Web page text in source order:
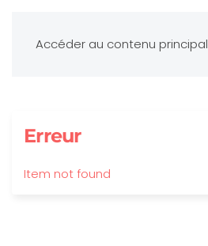
Accéder au contenu principal
Erreur
Item not found